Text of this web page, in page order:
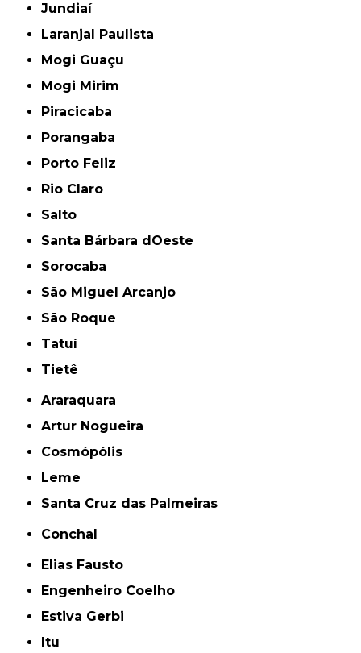
Jundiaí
Laranjal Paulista
Mogi Guaçu
Mogi Mirim
Piracicaba
Porangaba
Porto Feliz
Rio Claro
Salto
Santa Bárbara dOeste
Sorocaba
São Miguel Arcanjo
São Roque
Tatuí
Tietê
Araraquara
Artur Nogueira
Cosmópólis
Leme
Santa Cruz das Palmeiras
Conchal
Elias Fausto
Engenheiro Coelho
Estiva Gerbi
Itu